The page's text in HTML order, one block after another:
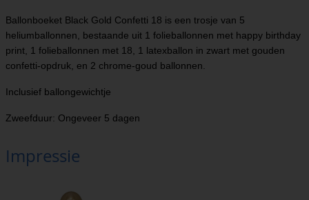
Ballonboeket Black Gold Confetti 18 is een trosje van 5
heliumballonnen, bestaande uit 1 folieballonnen met happy birthday
print, 1 folieballonnen met 18, 1 latexballon in zwart met gouden
confetti-opdruk, en 2 chrome-goud ballonnen.
Inclusief ballongewichtje
Zweefduur: Ongeveer 5 dagen
Impressie